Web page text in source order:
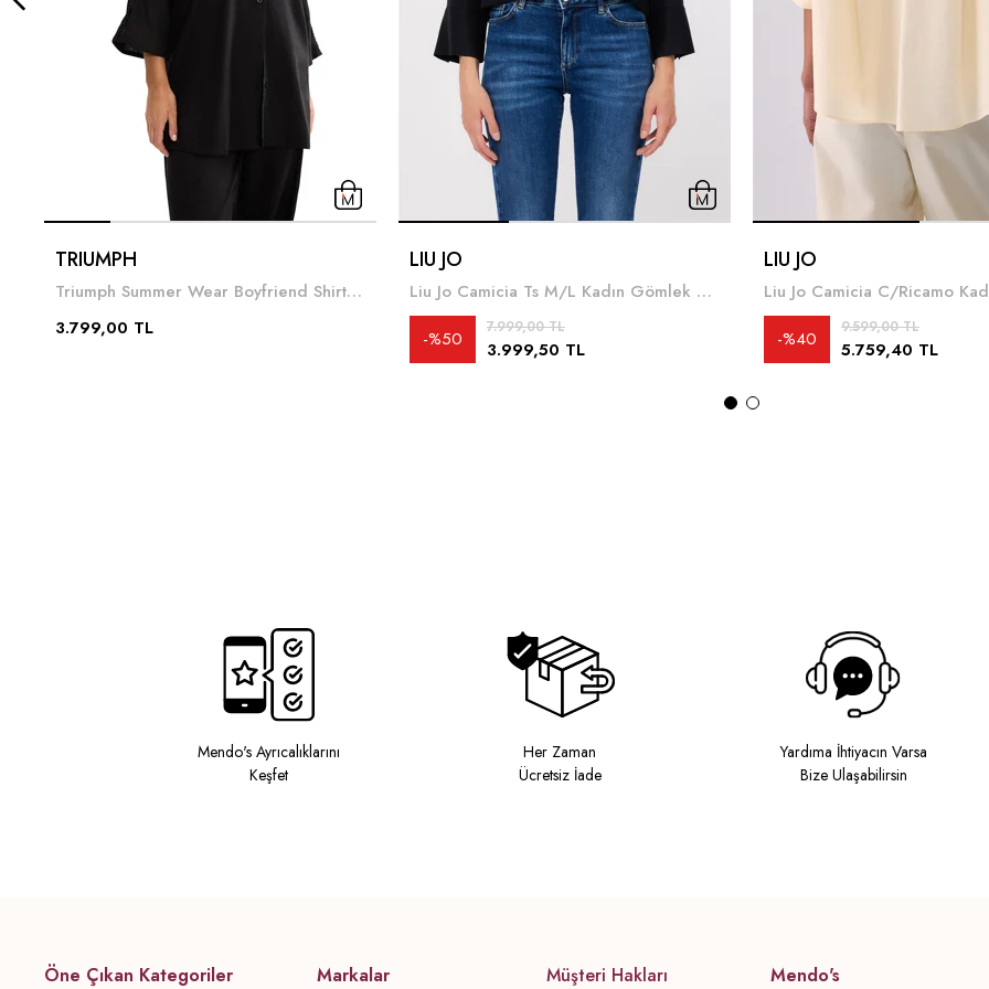
TRIUMPH
Triumph Summer Wear Boyfriend Shirt 01 Kadın Gömlek Siyah
3.799,00 TL
LIU JO
Liu Jo Camicia Ts M/L Kadın Gömlek Siyah
3.999,50 TL
7.999,00 TL
%50
LIU JO
5.759,40 TL
9.599,00 TL
%40
Mendo's Ayrıcalıklarını
Keşfet
Her Zaman
Ücretsiz İade
Yardıma İhtiyacın Varsa
Bize Ulaşabilirsin
Öne Çıkan Kategoriler Markalar Müşteri Hakları Mendo's